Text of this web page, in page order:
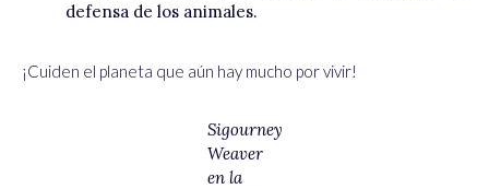
defensa de los animales.
¡Cuiden el planeta que aún hay mucho por vivir!
Sigourney
Weaver
en la